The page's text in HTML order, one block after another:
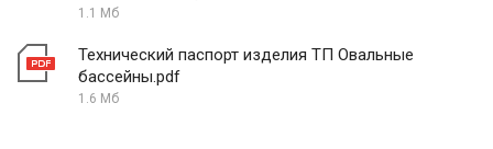
1.1 Мб
Технический паспорт изделия ТП Овальные
бассейны.pdf
1.6 Мб